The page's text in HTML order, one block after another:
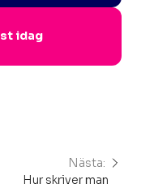
idag
Nästa:
Hur skriver man